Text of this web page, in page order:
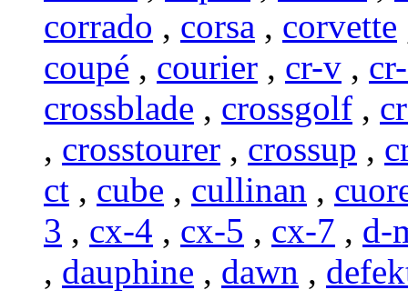
corrado , corsa , corvette
coupé , courier , cr-v ,
crossblade , crossgolf ,
, crosstourer , crossup ,
ct , cube , cullinan ,
3 , cx-4 , cx-5 , cx-7 , d-
, dauphine , dawn ,